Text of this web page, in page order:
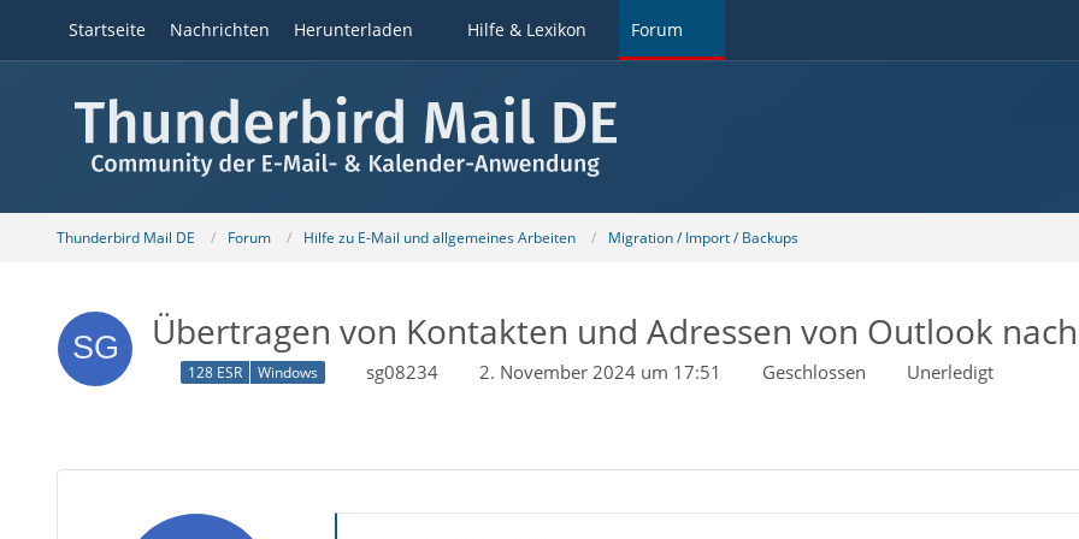
Startseite Nachrichten Herunterladen Hilfe & Lexikon Forum
Thunderbird Mail DE Forum Hilfe zu E-Mail und allgemeines Arbeiten Migration / Import / Backups
Übertragen von Kontakten und Adressen von Outlook
128 ESR Windows sg08234 2. November 2024 um 17:51 Geschlossen Unerledigt